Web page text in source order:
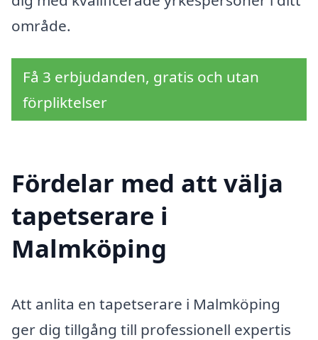
område.
Få 3 erbjudanden, gratis och utan
förpliktelser
Fördelar med att välja
tapetserare i
Malmköping
Att anlita en tapetserare i Malmköping
ger dig tillgång till professionell expertis